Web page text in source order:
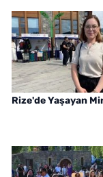
Rize'de Yaşayan